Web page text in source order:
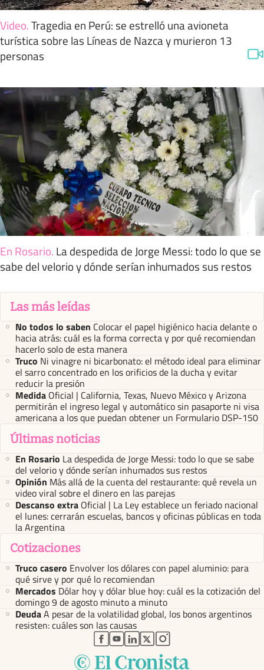
Video.Tragedia en Perú: se estrelló una avioneta
turística sobre las Líneas de Nazca y murieron 13
personas
En Rosario. La despedida de Jorge Messi: todo lo que se
sabe del velorio y dónde serían inhumados sus restos
Las más leídas
No todos lo saben Colocar el papel higiénico hacia delante o
hacia atrás: cuál es la forma correcta y por qué recomiendan
hacerlo solo de esta manera
Truco Ni vinagre ni bicarbonato: el método ideal para eliminar
el sarro concentrado en los orificios de la ducha y evitar
reducir la presión
Medida Oficial | California, Texas, Nuevo México y Arizona
permitirán el ingreso legal y automático sin pasaporte ni visa
americana a los que puedan obtener un Formulario DSP-150
Últimas noticias
En Rosario La despedida de Jorge Messi: todo lo que se sabe
del velorio y dónde serían inhumados sus restos
Opinión Más allá de la cuenta del restaurante: qué revela un
video viral sobre el dinero en las parejas
Descanso extra Oficial | La Ley establece un feriado nacional
el lunes: cerrarán escuelas, bancos y oficinas públicas en toda
la Argentina
Cotizaciones
Truco casero Envolver los dólares con papel aluminio: para
qué sirve y por qué lo recomiendan
Mercados Dólar hoy y dólar blue hoy: cuál es la cotización del
domingo 9 de agosto minuto a minuto
DeudaA pesar de la volatilidad global, los bonos argentinos
resisten: cuáles son las causas
abre en nueva pestaña
abre en nueva pestaña
abre en nueva pestaña
abre en nueva pestaña
abre en nueva pestaña